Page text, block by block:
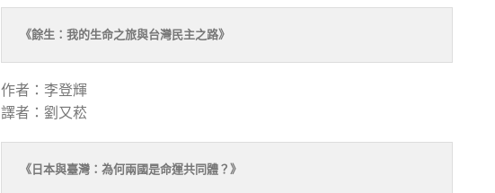
《餘生：我的生命之旅與台灣民主之路》
作者：李登輝
譯者：劉又菘
《日本與臺灣：為何兩國是命運共同體？》